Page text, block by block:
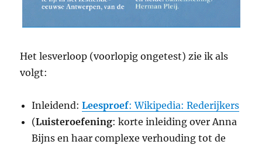
Het lesverloop (voorlopig ongetest) zie ik als
volgt:
Inleidend:Leesproef: Wikipedia: Rederijkers
(Luisteroefening: korte inleiding over Anna
Bijns en haar complexe verhouding tot de